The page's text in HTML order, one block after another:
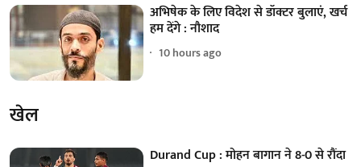
अभिषेक के लिए विदेश से डॉक्टर बुलाएं, खर्च
हम देंगे : नौशाद
10 hours ago
खेल
Durand Cup : मोहन बागान ने 8-0 से रौंदा